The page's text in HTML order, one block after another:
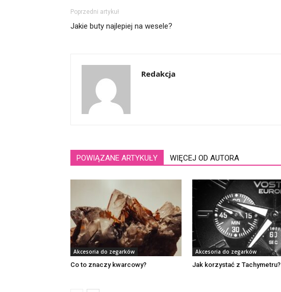
Poprzedni artykuł
Jakie buty najlepiej na wesele?
Redakcja
POWIĄZANE ARTYKUŁY WIĘCEJ OD AUTORA
Akcesoria do zegarków
Co to znaczy kwarcowy?
Akcesoria do zegarków
Jak korzystać z Tachymetru?